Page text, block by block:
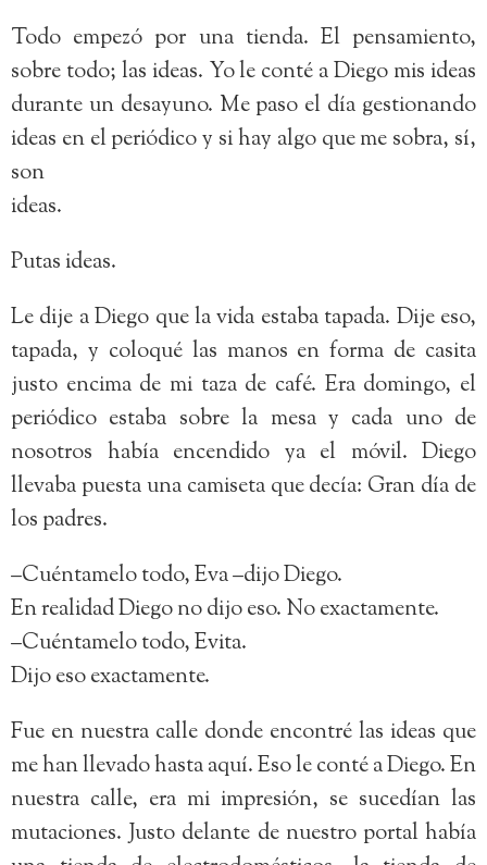
Todo empezó por una tienda. El pensamiento,
sobre todo; las ideas. Yo le conté a Diego mis ideas
durante un desayuno. Me paso el día gestionando
ideas en el periódico y si hay algo que me sobra, sí,
son
ideas.
Putas ideas.
Le dije a Diego que la vida estaba tapada. Dije eso,
tapada, y coloqué las manos en forma de casita
justo encima de mi taza de café. Era domingo, el
periódico estaba sobre la mesa y cada uno de
nosotros había encendido ya el móvil. Diego
llevaba puesta una camiseta que decía: Gran día de
los padres.
–Cuéntamelo todo, Eva –dijo Diego.
En realidad Diego no dijo eso. No exactamente.
–Cuéntamelo todo, Evita.
Dijo eso exactamente.
Fue en nuestra calle donde encontré las ideas que
me han llevado hasta aquí. Eso le conté a Diego. En
nuestra calle, era mi impresión, se sucedían las
mutaciones. Justo delante de nuestro portal había